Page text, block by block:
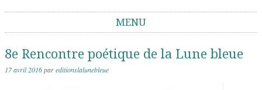
MENU
8e Rencontre poétique de la Lune bleue
17 avril 2016pareditionslalunebleue